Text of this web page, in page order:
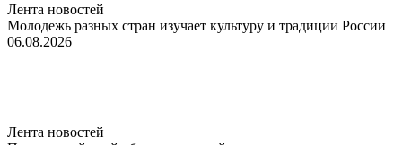
Лента новостей
Молодежь разных стран изучает культуру и традиции России
06.08.2026
Лента новостей